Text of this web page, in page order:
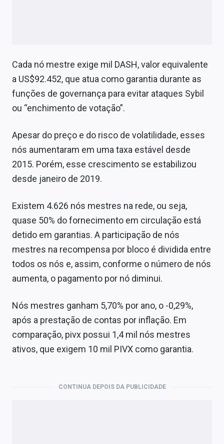
Cada nó mestre exige mil DASH, valor equivalente
a US$92.452, que atua como garantia durante as
funções de governança para evitar ataques Sybil
ou “enchimento de votação”.
Apesar do preço e do risco de volatilidade, esses
nós aumentaram em uma taxa estável desde
2015. Porém, esse crescimento se estabilizou
desde janeiro de 2019.
Existem 4.626 nós mestres na rede, ou seja,
quase 50% do fornecimento em circulação está
detido em garantias. A participação de nós
mestres na recompensa por bloco é dividida entre
todos os nós e, assim, conforme o número de nós
aumenta, o pagamento por nó diminui.
Nós mestres ganham 5,70% por ano, o -0,29%,
após a prestação de contas por inflação. Em
comparação, pivx possui 1,4 mil nós mestres
ativos, que exigem 10 mil PIVX como garantia.
CONTINUA DEPOIS DA PUBLICIDADE